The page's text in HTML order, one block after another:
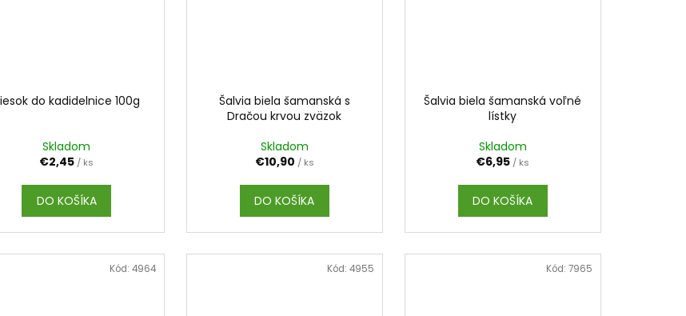
do kadidelnice 100g
Skladom
€2,45 / ks
DO KOŠÍKA
Šalvia biela šamanská s
Dračou krvou zväzok
Skladom
€10,90 / ks
DO KOŠÍKA
Šalvia biela šamanská voľné
lístky
Skladom
€6,95 / ks
DO KOŠÍKA
Kód:4964 Kód: 4955 Kód: 7965